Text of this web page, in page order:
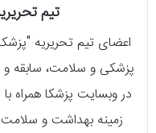
تیم
اعضای تیم تحریریه
پزشکی و سلامت، سابقه و
در وبسایت پزشکا همراه
زمینه بهداشت و سلامت